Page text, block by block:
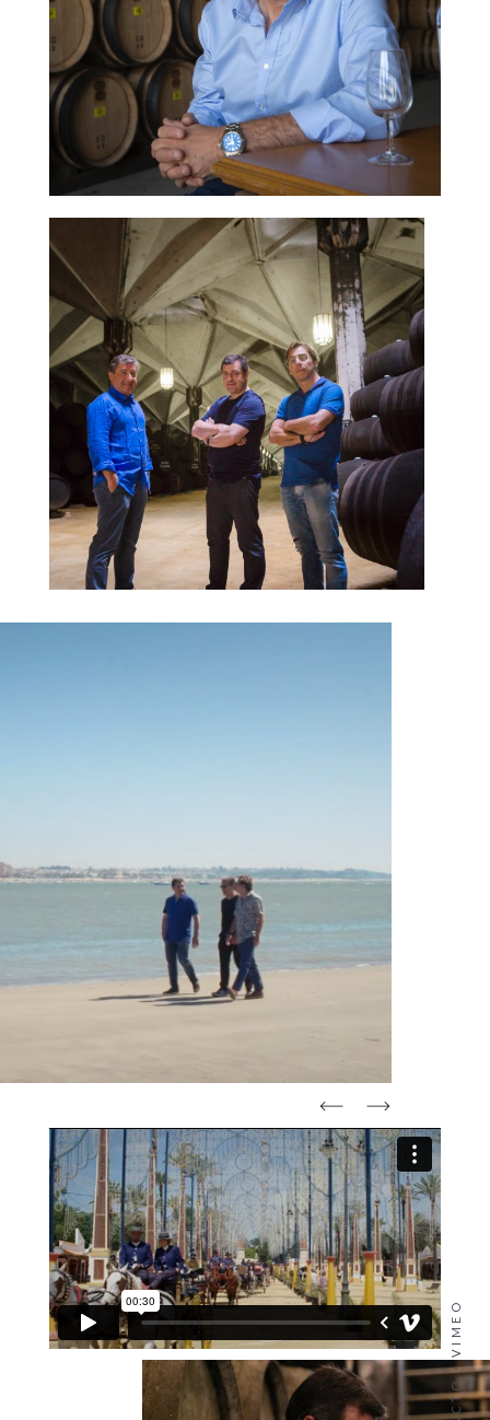
·
VIMEO